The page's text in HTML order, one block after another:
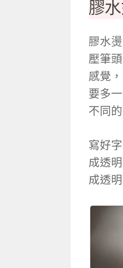
膠
膠水
壓筆
感覺
要多
不同
寫好
成透
成透